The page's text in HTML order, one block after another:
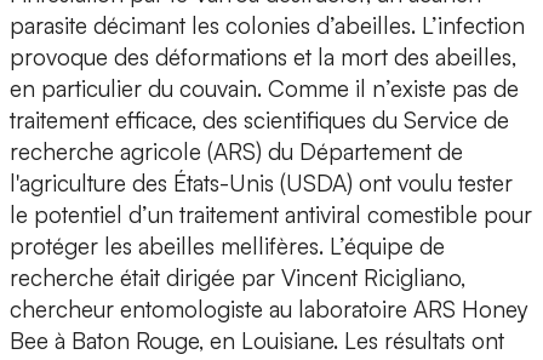
parasite décimant les colonies d’abeilles. L’infection
provoque des déformations et la mort des abeilles,
en particulier du couvain. Comme il n’existe pas de
traitement efficace, des scientifiques du Service de
recherche agricole (ARS) du Département de
l'agriculture des États-Unis (USDA) ont voulu tester
le potentiel d’un traitement antiviral comestible pour
protéger les abeilles mellifères. L’équipe de
recherche était dirigée par Vincent Ricigliano,
chercheur entomologiste au laboratoire ARS Honey
Bee à Baton Rouge, en Louisiane. Les résultats ont